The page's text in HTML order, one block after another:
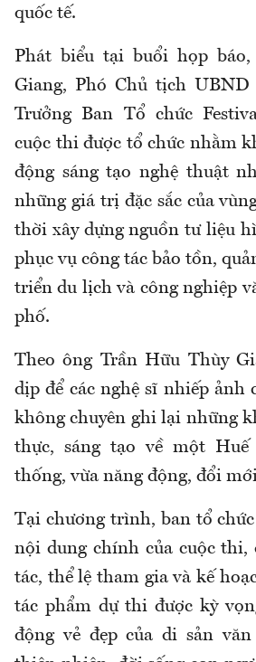
quốc tế.
Phát biểu tại buổi họp
Giang, Phó Chủ tịch
Trưởng Ban Tổ chức
cuộc thi được tổ chức nhằm
động sáng tạo nghệ thuật
những giá trị đặc sắc của
thời xây dựng nguồn tư liệu
phục vụ công tác bảo tồn,
triển du lịch và công nghiệp
phố.
Theo ông Trần Hữu Thùy
dịp để các nghệ sĩ nhiếp ảnh
không chuyên ghi lại những
thực, sáng tạo về một Huế
thống, vừa năng động, đổi
Tại chương trình, ban tổ
nội dung chính của cuộc thi,
tác, thể lệ tham gia và kế
tác phẩm dự thi được kỳ
động vẻ đẹp của di sản